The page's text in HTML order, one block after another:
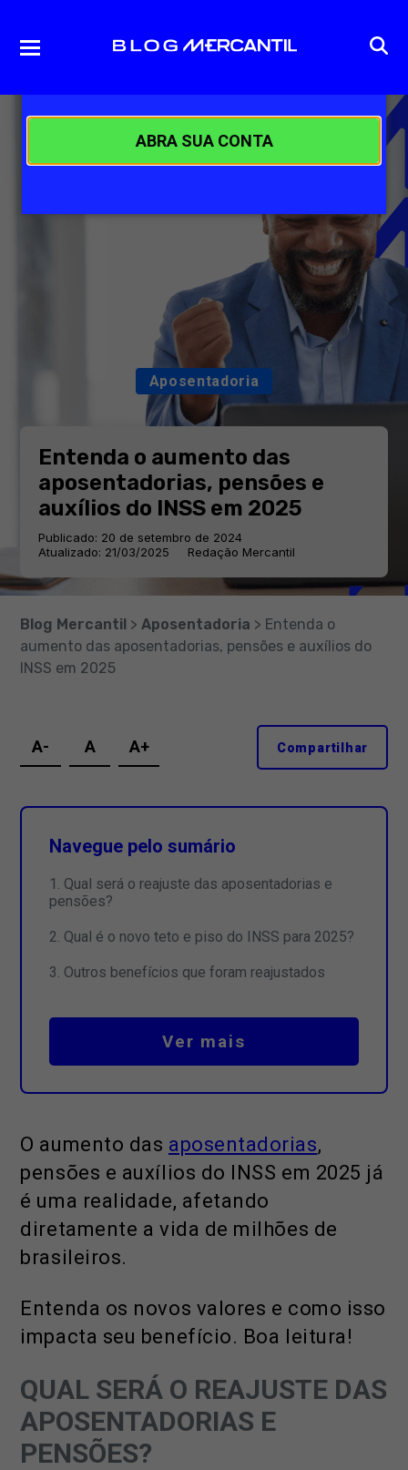
ABRA SUA CONTA
Aposentadoria
Entenda o aumento das
aposentadorias, pensões e
auxílios do INSS em 2025
Publicado: 20 de setembro de 2024
Atualizado: 21/03/2025
Redação Mercantil
Blog Mercantil >Aposentadoria > Entenda o
aumento das aposentadorias, pensões e auxílios do
INSS em 2025
O aumento das aposentadorias,
pensões e auxílios do INSS em 2025 já
é uma realidade, afetando
diretamente a vida de milhões de
brasileiros.
Entenda os novos valores e como isso
impacta seu benefício. Boa leitura!
QUAL SERÁ O REAJUSTE DAS
APOSENTADORIAS E
PENSÕES?
A- A A+ Compartilhar
Navegue pelo sumário
Qual será o reajuste das aposentadorias e
pensões?
Qual é o novo teto e piso do INSS para 2025?
Outros benefícios que foram reajustados
Ver mais